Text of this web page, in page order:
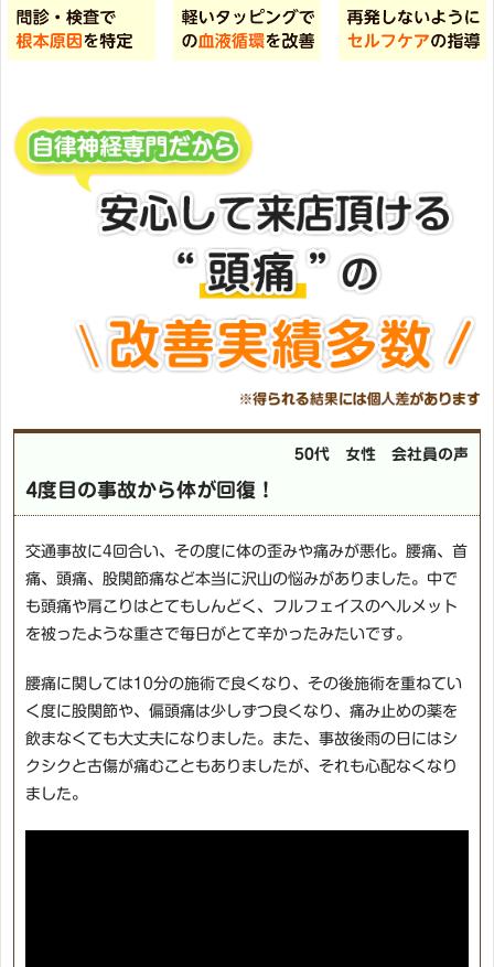
50代 女性 会社員の声
4度目の事故から体が回復！
交通事故に4回合い、その度に体の歪みや痛みが悪化。腰痛、首
痛、頭痛、股関節痛など本当に沢山の悩みがありました。中で
も頭痛や肩こりはとてもしんどく、フルフェイスのヘルメット
を被ったような重さで毎日がとて辛かったみたいです。
腰痛に関しては10分の施術で良くなり、その後施術を重ねてい
く度に股関節や、偏頭痛は少しずつ良くなり、痛み止めの薬を
飲まなくても大丈夫になりました。また、事故後雨の日にはシ
クシクと古傷が痛むこともありましたが、それも心配なくなり
ました。